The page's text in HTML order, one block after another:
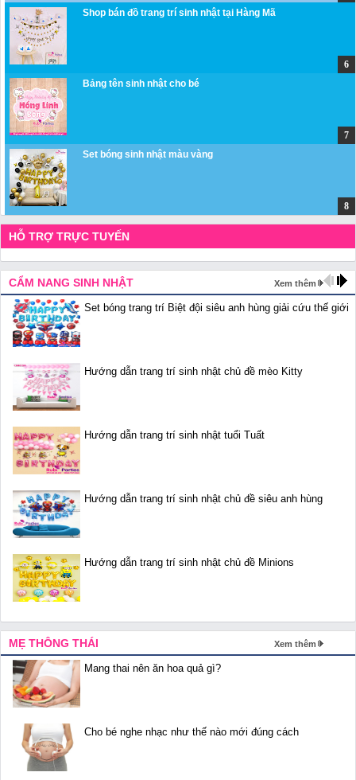
Shop bán đồ trang trí sinh nhật tại Hàng Mã
Bảng tên sinh nhật cho bé
Set bóng sinh nhật màu vàng
HỖ TRỢ TRỰC TUYẾN
CẨM NANG SINH NHẬT Xem thêm
Set bóng trang trí Biệt đội siêu anh hùng giải cứu thế giới
Hướng dẫn trang trí sinh nhật chủ đề mèo Kitty
Hướng dẫn trang trí sinh nhật tuổi Tuất
Hướng dẫn trang trí sinh nhật chủ đề siêu anh hùng
Hướng dẫn trang trí sinh nhật chủ đề Minions
MẸ THÔNG THÁI Xem thêm
Mang thai nên ăn hoa quả gì?
Cho bé nghe nhạc như thế nào mới đúng cách